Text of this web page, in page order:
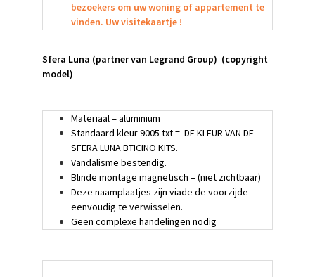
bezoekers om uw woning of appartement te
vinden. Uw visitekaartje !
Sfera Luna (partner van Legrand Group) (copyright
model)
Materiaal = aluminium
Standaard kleur 9005 txt = DE KLEUR VAN DE
SFERA LUNA BTICINO KITS.
Vandalisme bestendig.
Blinde montage magnetisch = (niet zichtbaar)
Deze naamplaatjes zijn viade de voorzijde
eenvoudig te verwisselen.
Geen complexe handelingen nodig